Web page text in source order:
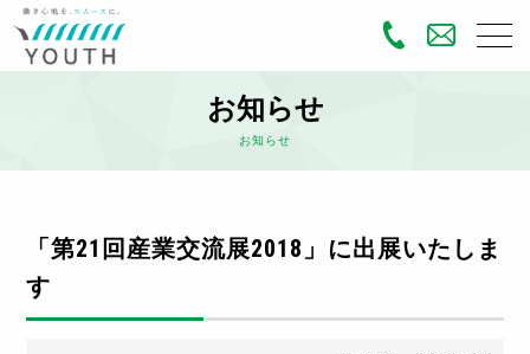
お知らせ
お知らせ
「第21回産業交流展2018」に出展いたしま
す